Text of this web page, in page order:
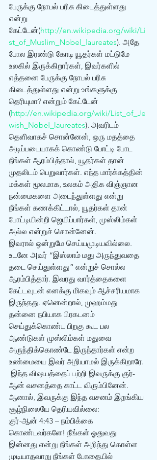
பேருக்கு நோபல் பரிசு கிடைத்துள்ளது
என்று
கேட்டேன்(http://en.wikipedia.org/wiki/Li
st_of_Muslim_Nobel_laureates). அதே
போல இரண்டு கோடி யூதர்கள் மட்டுமே
உலகில் இருக்கிறார்கள், இவர்களில்
எத்தனை பேருக்கு நோபல் பரிசு
கிடைத்துள்ளது என்று உங்களுக்கு
தெரியுமா? என்றும் கேட்டேன்
(http://en.wikipedia.org/wiki/List_of_Je
wish_Nobel_laureates). அவரிடம்
தெளிவாகச் சொன்னேன், ஒரு மதத்தை
அடிப்படையாகக் கொண்டு போட்டி போட
நீங்கள் ஆரம்பித்தால், யூதர்கள் தான்
முதலிடம் பெறுவார்கள். எந்த மார்க்கத்தின்
மக்கள் மூலமாக, உலகம் அதிக விஞ்ஞான
நன்மைகளை அடைந்துள்ளது என்று
நீங்கள் கணக்கிட்டால், யூதர்கள் தான்
போட்டியின்றி ஜெயிப்பார்கள், முஸ்லிம்கள்
அல்ல என்றுச் சொன்னேன்.
இவரால் ஒன்றுமே செய்யமுடியவில்லை.
உடனே அவர் “இஸ்லாம் மது அருந்துவதை
தடை செய்துள்ளது” என்றுச் சொல்ல
ஆரம்பித்தார். இவரது வார்த்தைகளை
கேட்டவுடன் எனக்கு மிகவும் ஆச்சரியமாக
இருந்தது. ஏனென்றால், முஹம்மது
தன்னை நபியாக பிரகடனம்
செய்துக்கொண்ட பிறகு கூட பல
ஆண்டுகள் முஸ்லிம்கள் மதுவை
அருந்திக்கொண்டே இருந்தார்கள் என்ற
உண்மையை இவர் அறியாமல் இருக்கிறாரே.
இந்த விஷயத்தைப் பற்றி இவருக்கு குர்-
ஆன் வசனத்தை காட்ட விரும்பினேன்.
ஆனால், இவருக்கு இந்த வசனம் இறங்கிய
சூழ்நிலையே தெரியவில்லை:
குர்-ஆன் 4:43 – நம்பிக்கை
கொண்டவர்களே! நீங்கள் ஓதுவது
இன்னது என்று நீங்கள் அறிந்து கொள்ள
முடியாதவாறு நீங்கள் போதையில்